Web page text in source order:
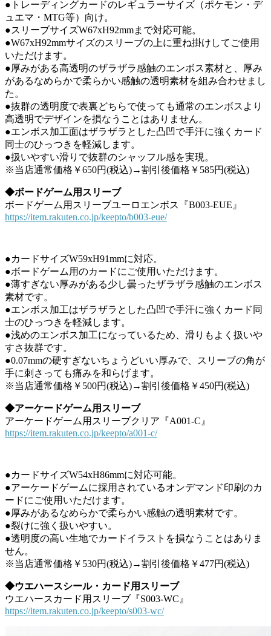
●トレーディングカードのレギュラーサイズ（ポケモン・デ
ュエマ・MTG等）向け。
●スリーブサイズW67xH92mmまで対応可能。
●W67xH92mmサイズのスリーブの上に重ね掛けしてご使用
いただけます。
●厚みがある高透明のザラザラ感触のエンボス素材と、厚み
があるなめらかで柔らかい感触の透明素材を組み合わせまし
た。
●抜群の透明度で表裏どちらで使っても通常のエンボスより
高透明でデザインを損なうことはありません。
●エンボス加工面はザラザラとした凸凹で手汗に強くカード
同士のひっつきを軽減します。
●扱いやすい滑りで抜群のシャッフル感を実現。
※当店通常価格￥650円(税込)→割引後価格￥585円(税込)
◆ボードゲーム用スリーブ
ボードゲーム用スリーブユーロエンボス『B003-EUE』
https://item.rakuten.co.jp/keepto/b003-eue/
●カードサイズW59xH91mmに対応。
●ボードゲーム用のカードにご使用いただけます。
●薄すぎない厚みがある少し曇ったザラザラ感触のエンボス
素材です。
●エンボス加工はザラザラとした凸凹で手汗に強くカード同
士のひっつきを軽減します。
●浅めのエンボス加工になっているため、滑りもよく扱いや
すさ抜群です。
●0.07mmの硬すぎないちょうどいい厚みで、スリーブの角が
手に刺さっても痛みを和らげます。
※当店通常価格￥500円(税込)→割引後価格￥450円(税込)
◆アーケードゲーム用スリーブ
アーケードゲーム用スリーブクリア『A001-C』
https://item.rakuten.co.jp/keepto/a001-c/
●カードサイズW54xH86mmに対応可能。
●アーケードゲームに採用されているオンデマンド印刷のカ
ードにご使用いただけます。
●厚みがあるなめらかで柔らかい感触の透明素材です。
●裂けに強く扱いやすい。
●透明度の高い生地でカードイラストを損なうことはありま
せん。
※当店通常価格￥530円(税込)→割引後価格￥477円(税込)
◆ウエハースシール・カード用スリーブ
ウエハースカード用スリーブ『S003-WC』
https://item.rakuten.co.jp/keepto/s003-wc/